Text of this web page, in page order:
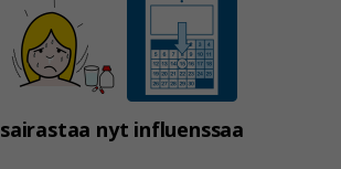
sairastaa nyt influenssaa